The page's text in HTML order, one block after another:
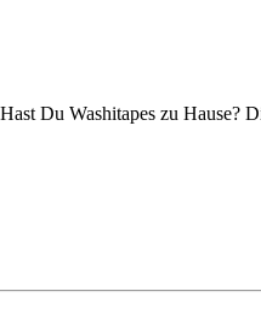
Du Washitapes zu Hause?